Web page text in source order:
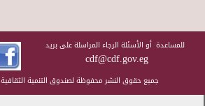
للمساعدة أو الأسئلة الرجاء المراسلة على بريد
cdf@cdf.gov.eg
جميع حقوق النشر محفوظة لصندوق التنمية الثقافية